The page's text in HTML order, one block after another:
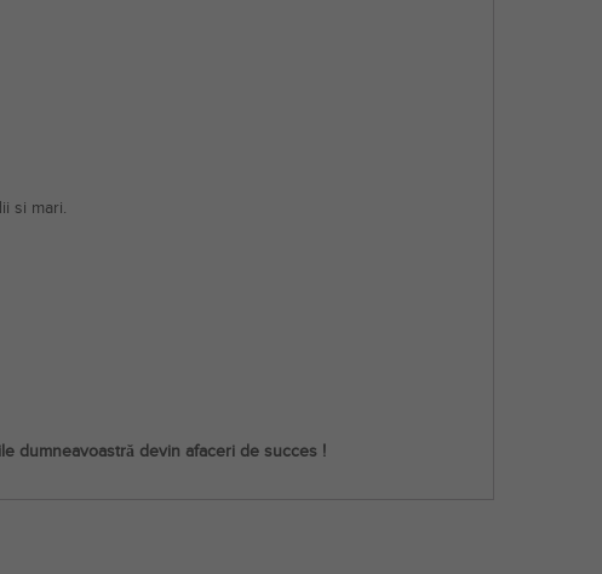
si mari.
dumneavoastră devin afaceri de succes !